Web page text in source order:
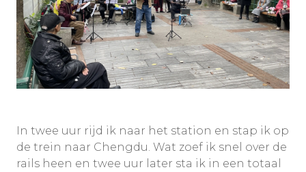
In twee uur rijd ik naar het station en stap ik op
de trein naar Chengdu. Wat zoef ik snel over de
rails heen en twee uur later sta ik in een totaal